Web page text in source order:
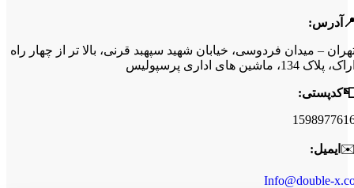
– میدان فردوسی، خیابان شهید سپهبد قرنی، بالا تر از چهار راه
پلاک 134، ماشین های اداری پرسپولیس
ایمیل:
Info@double-